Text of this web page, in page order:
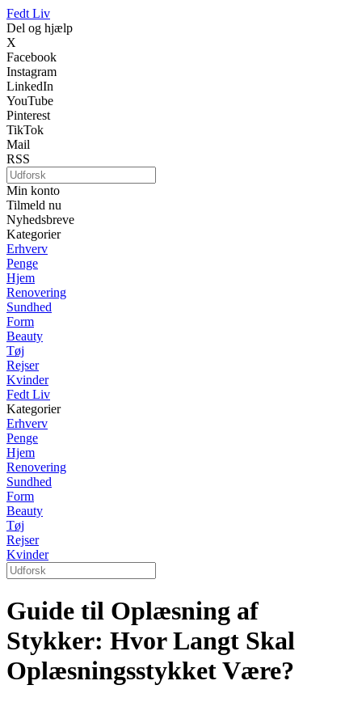
Fedt Liv
Del og hjælp
X
Facebook
Instagram
LinkedIn
YouTube
Pinterest
TikTok
Mail
RSS
Min konto
Tilmeld nu
Nyhedsbreve
Kategorier
Erhverv
Penge
Hjem
Renovering
Sundhed
Form
Beauty
Tøj
Rejser
Kvinder
Fedt Liv
Kategorier
Erhverv
Penge
Hjem
Renovering
Sundhed
Form
Beauty
Tøj
Rejser
Kvinder
Guide til Oplæsning af
Stykker: Hvor Langt Skal
Oplæsningsstykket Være?